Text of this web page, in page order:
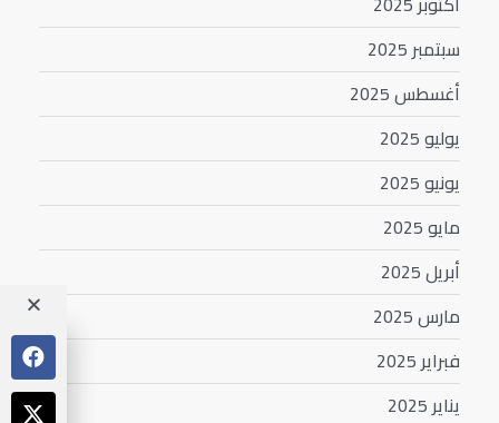
سبتمبر 2025
أغسطس 2025
يوليو 2025
يونيو 2025
مايو 2025
أبريل 2025
مارس 2025
فبراير 2025
يناير 2025